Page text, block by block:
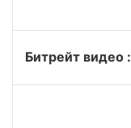
Битрейт видео :